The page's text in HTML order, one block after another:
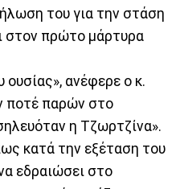
του για την στάση
στον πρώτο μάρτυρα
ουσίας», ανέφερε ο κ.
ποτέ παρών στο
η Τζωρτζίνα».
κατά την εξέταση του
εδραιώσει στο